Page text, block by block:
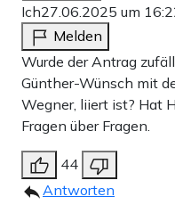
Ich27.06.2025 um
Melden
Wurde der Antrag
Günther-Wünsch mit
Wegner, liiert ist? Hat
Fragen über Fragen.
44
Antworten